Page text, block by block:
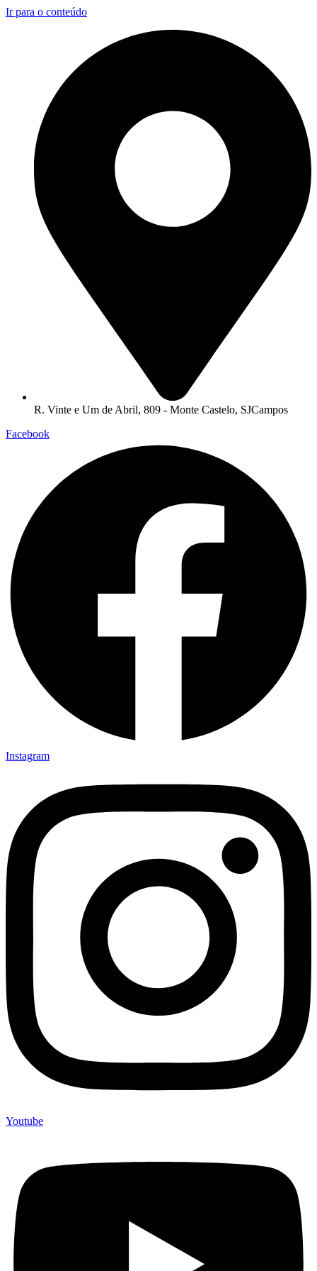
Ir para o conteúdo
R. Vinte e Um de Abril, 809 - Monte Castelo, SJCampos
Facebook
Instagram
Youtube